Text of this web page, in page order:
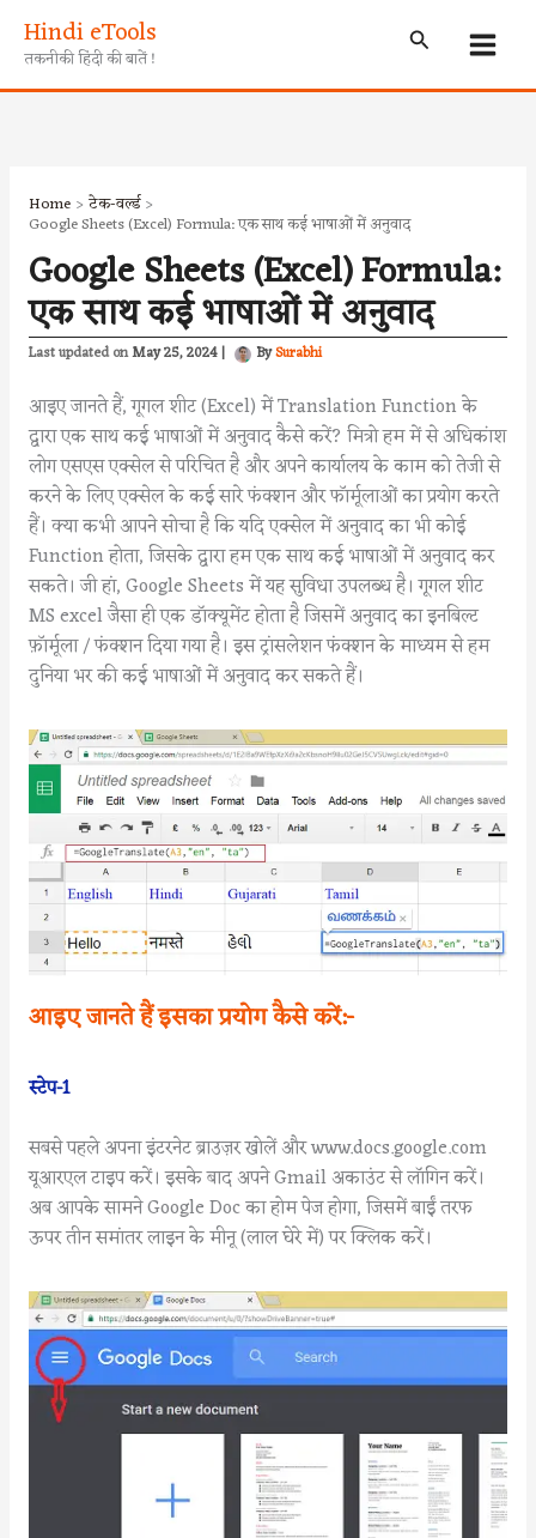
content
Hindi eTools
तकनीकी हिंदी की बातें ! Search
Home टेक-वर्ल्ड
Google Sheets (Excel) Formula: एक साथ कई भाषाओं में अनुवाद
Google Sheets (Excel) Formula:
एक साथ कई भाषाओं में अनुवाद
May 25, 2024| BySurabhi
आइए जानते हैं, गूगल शीट (Excel) में Translation Function के
द्वारा एक साथ कई भाषाओं में अनुवाद कैसे करें? मित्रो हम में से अधिकांश
लोग एसएस एक्सेल से परिचित है और अपने कार्यालय के काम को तेजी से
करने के लिए एक्सेल के कई सारे फंक्शन और फॉर्मूलाओं का प्रयोग करते
हैं। क्या कभी आपने सोचा है कि यदि एक्सेल में अनुवाद का भी कोई
Function होता, जिसके द्वारा हम एक साथ कई भाषाओं में अनुवाद कर
सकते। जी हां, Google Sheets में यह सुविधा उपलब्ध है। गूगल शीट
MS excel जैसा ही एक डॉक्यूमेंट होता है जिसमें अनुवाद का इनबिल्ट
फ़ॉर्मूला / फंक्शन दिया गया है। इस ट्रांसलेशन फंक्शन के माध्यम से हम
दुनिया भर की कई भाषाओं में अनुवाद कर सकते हैं।
आइए जानते हैं इसका प्रयोग कैसे करें:-
स्टेप-1
सबसे पहले अपना इंटरनेट ब्राउज़र खोलें और www.docs.google.com
यूआरएल टाइप करें। इसके बाद अपने Gmail अकाउंट से लॉगिन करें।
अब आपके सामने Google Doc का होम पेज होगा, जिसमें बाईं तरफ
ऊपर तीन समांतर लाइन के मीनू (लाल घेरे में) पर क्लिक करें।